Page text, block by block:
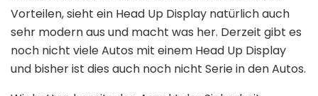
Vorteilen, sieht ein Head Up Display natürlich auch
sehr modern aus und macht was her. Derzeit gibt es
noch nicht viele Autos mit einem Head Up Display
und bisher ist dies auch noch nicht Serie in den Autos.